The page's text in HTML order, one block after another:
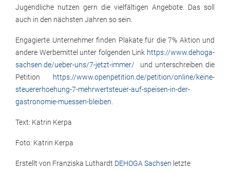
Jugendliche nutzen gern die vielfältigen Angebote. Das soll
auch in den nächsten Jahren so sein.
Engagierte Unternehmer finden Plakate für die 7% Aktion und
andere Werbemittel unter folgenden Link https://www.dehoga-
sachsen.de/ueber-uns/7-jetzt-immer/ und unterschreiben die
Petition
https://www.openpetition.de/petition/online/keine-
steuererhoehung-7-mehrwertsteuer-auf-speisen-in-der-
gastronomie-muessen-bleiben
Text: Katrin Kerpa
Foto: Katrin Kerpa
Erstellt von Franziska Luthardt DEHOGA Sachsen letzte